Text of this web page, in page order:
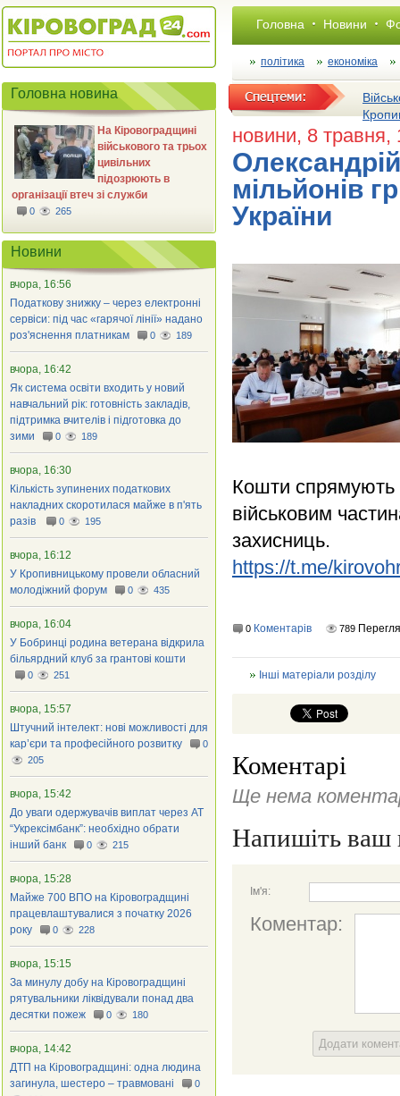
Головна Новини
політика економіка
новини, 8 травня,
мільйонів
України
Кошти спрямують
військовим
захисниць.
https://t.me/
0 Коментарів 789
Інші матеріали розділу
Коментарі
Ще нема
Напишіть ваш
Ім'я:
Коментар:
Додати
Головна новина
На Кіровоградщині
військового та трьох
цивільних
підозрюють в
організації втеч зі служби
0 265
Новини
вчора, 16:56
Податкову знижку – через електронні
сервіси: під час «гарячої лінії» надано
роз'яснення платникам
0 189
вчора, 16:42
Як система освіти входить у новий
навчальний рік: готовність закладів,
підтримка вчителів і підготовка до
зими
0 189
вчора, 16:30
Кількість зупинених податкових
накладних скоротилася майже в п'ять
разів
0 195
вчора, 16:12
У Кропивницькому провели обласний
молодіжний форум
0 435
вчора, 16:04
У Бобринці родина ветерана відкрила
більярдний клуб за грантові кошти
0 251
вчора, 15:57
Штучний інтелект: нові можливості для
кар’єри та професійного розвитку
0
205
вчора, 15:42
До уваги одержувачів виплат через АТ
“Укрексімбанк”: необхідно обрати
інший банк
0 215
вчора, 15:28
Майже 700 ВПО на Кіровоградщині
працевлаштувалися з початку 2026
року
0 228
вчора, 15:15
За минулу добу на Кіровоградщині
рятувальники ліквідували понад два
десятки пожеж
0 180
вчора, 14:42
ДТП на Кіровоградщині: одна людина
загинула, шестеро – травмовані
0